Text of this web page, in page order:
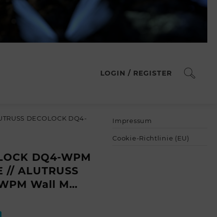
LOGIN / REGISTER
DECOLOCK DQ4-
DQ4-WPM
ALUTRUSS
Wall M…
Impressum
Cookie-Richtlinie (EU)